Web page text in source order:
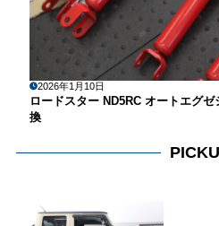
2026年1月10日
ロードスター ND5RC オートエグ
換